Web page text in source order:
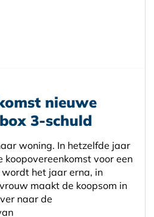
nieuwe
3-schuld
woning. In hetzelfde jaar
koopovereenkomst voor een
het jaar erna, in
maakt de koopsom in
naar de